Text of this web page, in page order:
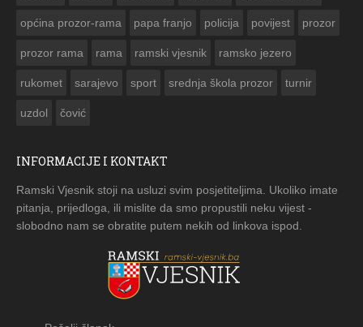
općina prozor-rama papa franjo policija povijest prozor
prozor rama rama ramski vjesnik ramsko jezero
rukomet sarajevo sport srednja škola prozor turnir
uzdol čović
INFORMACIJE I KONTAKT
Ramski Vjesnik stoji na usluzi svim posjetiteljima. Ukoliko imate
pitanja, prijedloga, ili mislite da smo propustili neku vijest -
slobodno nam se obratite putem nekih od linkova ispod.